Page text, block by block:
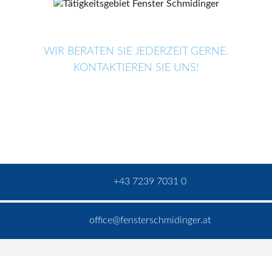
WIR BERATEN SIE JEDERZEIT GERNE.
KONTAKTIEREN SIE UNS!
+43 7239 7031 0
office@fensterschmidinger.at